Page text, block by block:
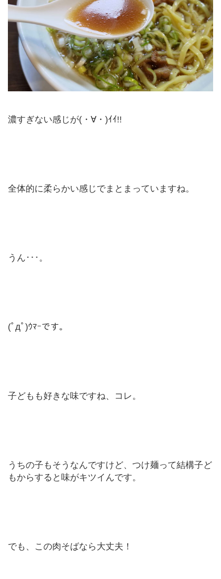
濃すぎない感じが(・∀・)ｲｲ!!
全体的に柔らかい感じでまとまっていますね。
うん･･･。
(ﾟдﾟ)ｳﾏｰです。
子どもも好きな味ですね、コレ。
うちの子もそうなんですけど、つけ麺って結構子ど
もからすると味がキツイんです。
でも、この肉そばなら大丈夫！